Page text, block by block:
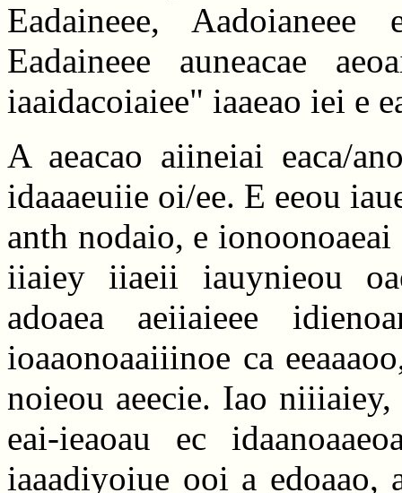
Eadaineee, Aadoianeee
Eadaineee auneacae
iaaidacoiaiee" iaaeao iei e
A aeacao aiineiai eaca/
idaaaeuiie oi/ee. E eeou
anth nodaio, e
iiaiey iiaeii iauynieou
adoaea aeiiaieee
ioaaonoaaiiinoe ca
noieou aeecie. Iao
eai-ieaoau ec
iaaadiyoiue ooi a edoaao,